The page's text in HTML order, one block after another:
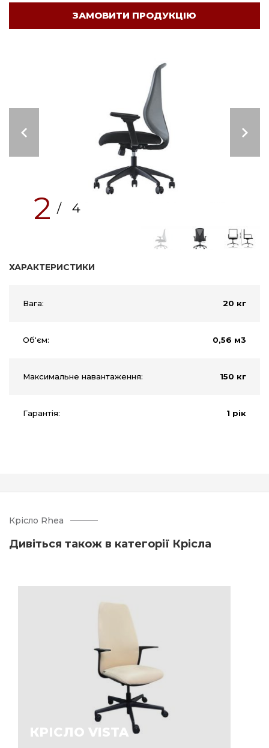
ЗАМОВИТИ ПРОДУКЦІЮ
2 / 4
ХАРАКТЕРИСТИКИ
Вага: 20 кг
Об'єм: 0,56 м3
Максимальне навантаження: 150 кг
Гарантія: 1 рік
Крісло Rhea
Дивіться також в категорії Крісла
КРІСЛО VISTA